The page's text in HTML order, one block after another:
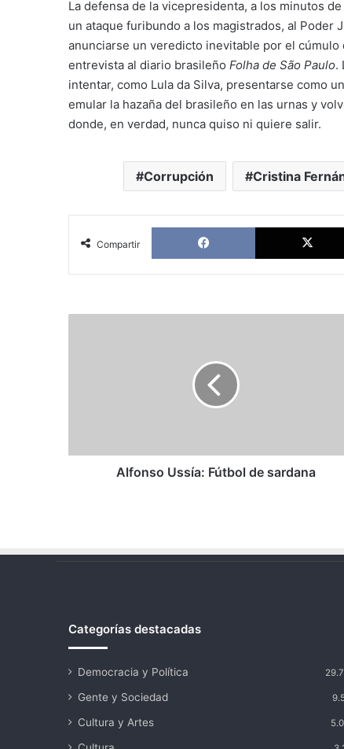
La defensa de la vicepresidenta, a los minutos
un ataque furibundo a los magistrados, al Poder
anunciarse un veredicto inevitable por el
entrevista al diario brasileño Folha de São Paulo.
intentar, como Lula da Silva, presentarse como
emular la hazaña del brasileño en las urnas y
donde, en verdad, nunca quiso ni quiere salir.
Corrupción Cristina
Compartir
Facebook
Alfonso Ussía: Fútbol de sardana
Categorías destacadas
Democracia y Política
Gente y Sociedad
Cultura y Artes